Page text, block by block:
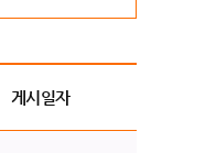
게시일자